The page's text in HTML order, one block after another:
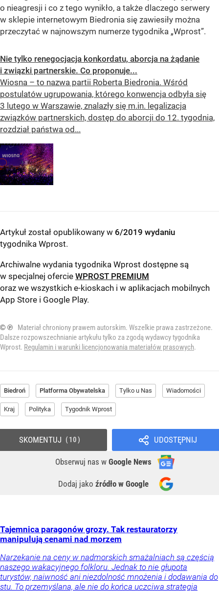
o nieagresji i co z tego wynikło, a także dlaczego serwery
w sklepie internetowym Biedronia się zawiesiły można
przeczytać w najnowszym numerze tygodnika „Wprost”.
Nie tylko renegocjacja konkordatu, aborcja na żądanie
i związki partnerskie. Co proponuje...
Wiosna – to nazwa partii Roberta Biedronia. Wśród
postulatów ugrupowania, którego konwencja odbyła się
3 lutego w Warszawie, znalazły się m.in. legalizacja
związków partnerskich, dostęp do aborcji do 12. tygodnia,
rozdział państwa od...
Artykuł został opublikowany w 6/2019 wydaniu
tygodnika Wprost.
Archiwalne wydania tygodnika Wprost dostępne są
w specjalnej ofercie WPROST PREMIUM
oraz we wszystkich e-kioskach i w aplikacjach mobilnych
App Store i Google Play.
© ℗
Materiał chroniony prawem autorskim. Wszelkie prawa zastrzeżone.
Dalsze rozpowszechnianie artykułu tylko za zgodą wydawcy tygodnika
Wprost. Regulamin i warunki licencjonowania materiałów prasowych.
Biedroń Platforma Obywatelska Tylko u Nas Wiadomości
Kraj Polityka Tygodnik Wprost
UDOSTĘPNIJ
Obserwuj nas w Google News
Dodaj jako źródło w Google
SKOMENTUJ 10
Tajemnica paragonów grozy. Tak restauratorzy
manipulują cenami nad morzem
Narzekanie na ceny w nadmorskich smażalniach są częścią
naszego wakacyjnego folkloru. Jednak to nie głupota
turystów, naiwność ani niezdolność mnożenia i dodawania do
stu. To przemyślana, ale nie do końca uczciwa strategia